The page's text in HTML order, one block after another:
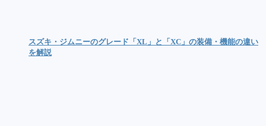
スズキ・ジムニーのグレード「XL」と「XC」の装備・機能の違い
を解説